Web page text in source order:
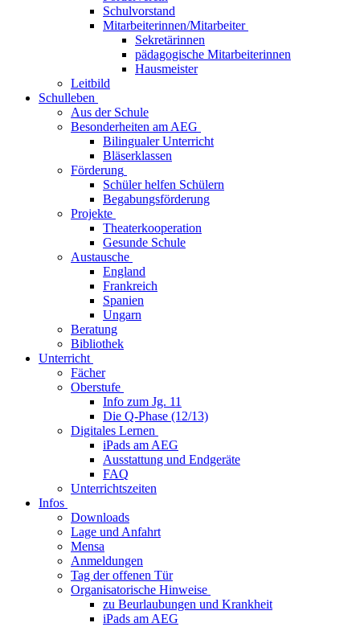
Schulvorstand
Mitarbeiterinnen/Mitarbeiter
Sekretärinnen
pädagogische Mitarbeiterinnen
Hausmeister
Leitbild
Schulleben
Aus der Schule
Besonderheiten am AEG
Bilingualer Unterricht
Bläserklassen
Förderung
Schüler helfen Schülern
Begabungsförderung
Projekte
Theaterkooperation
Gesunde Schule
Austausche
England
Frankreich
Spanien
Ungarn
Beratung
Bibliothek
Unterricht
Fächer
Oberstufe
Info zum Jg. 11
Die Q-Phase (12/13)
Digitales Lernen
iPads am AEG
Ausstattung und Endgeräte
FAQ
Unterrichtszeiten
Infos
Downloads
Lage und Anfahrt
Mensa
Anmeldungen
Tag der offenen Tür
Organisatorische Hinweise
zu Beurlaubungen und Krankheit
iPads am AEG